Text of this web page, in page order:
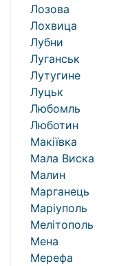
Лозова
Лохвица
Лубни
Луганськ
Лутугине
Луцьк
Любомль
Люботин
Макіївка
Мала Виска
Малин
Марганець
Маріуполь
Мелітополь
Мена
Мерефа